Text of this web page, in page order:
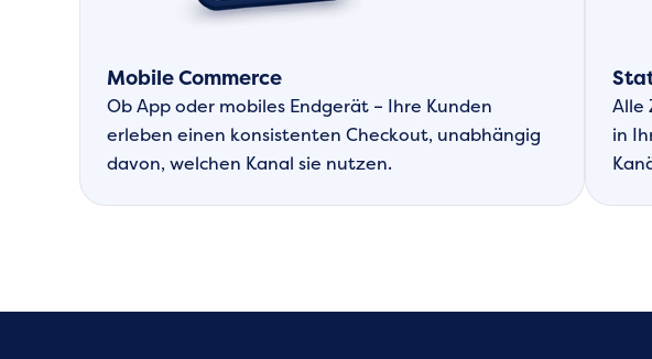
Mobile Commerce
Ob App oder mobiles Endgerät – Ihre Kunden
erleben einen konsistenten Checkout, unabhängig
davon, welchen Kanal sie nutzen.
Alle
in